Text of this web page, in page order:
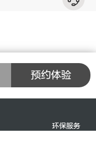
●
●
预约体验
环保服务